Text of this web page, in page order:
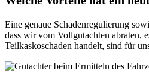
Eine genaue Schadenregulierung
dass wir vom Vollgutachten abraten,
Teilkaskoschaden handelt, sind für